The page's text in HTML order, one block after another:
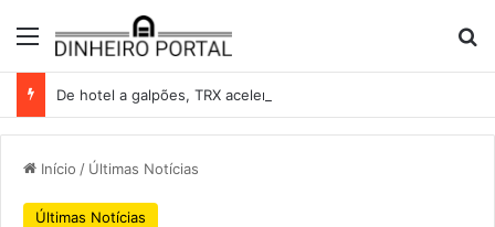
Menu
Início / Últimas Notícias
Últimas Notícias